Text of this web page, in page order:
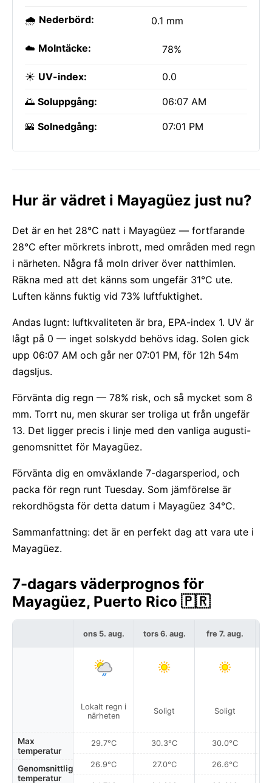
🌧️ Nederbörd: 0.1 mm
☁️ Molntäcke: 78%
☀️ UV-index: 0.0
🌅 Soluppgång: 06:07 AM
🌇 Solnedgång: 07:01 PM
Hur är vädret i Mayagüez just nu?
Det är en het 28°C natt i Mayagüez — fortfarande
28°C efter mörkrets inbrott, med områden med regn
i närheten. Några få moln driver över natthimlen.
Räkna med att det känns som ungefär 31°C ute.
Luften känns fuktig vid 73% luftfuktighet.
Andas lugnt: luftkvaliteten är bra, EPA-index 1. UV är
lågt på 0 — inget solskydd behövs idag. Solen gick
upp 06:07 AM och går ner 07:01 PM, för 12h 54m
dagsljus.
Förvänta dig regn — 78% risk, och så mycket som 8
mm. Torrt nu, men skurar ser troliga ut från ungefär
13. Det ligger precis i linje med den vanliga augusti-
genomsnittet för Mayagüez.
Förvänta dig en omväxlande 7-dagarsperiod, och
packa för regn runt Tuesday. Som jämförelse är
rekordhögsta för detta datum i Mayagüez 34°C.
Sammanfattning: det är en perfekt dag att vara ute i
Mayagüez.
7-dagars väderprognos för
Mayagüez, Puerto Rico 🇵🇷
Max
temperatur
Genomsnittlig
temperatur
ons 5. aug.
Lokalt regn i
närheten
29.7°C
26.9°C
tors 6. aug.
Soligt
30.3°C
27.0°C
fre 7. aug.
Soligt
30.0°C
26.6°C